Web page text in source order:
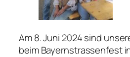
Am 8. Juni 2024 sind
beim Bayernstrassenfest